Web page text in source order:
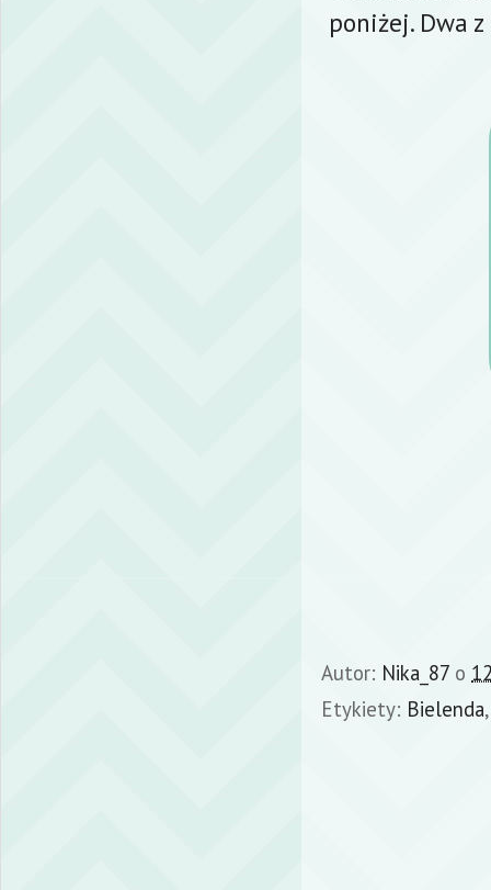
poniżej. Dwa
Autor: Nika_87 o
Etykiety: Bielenda